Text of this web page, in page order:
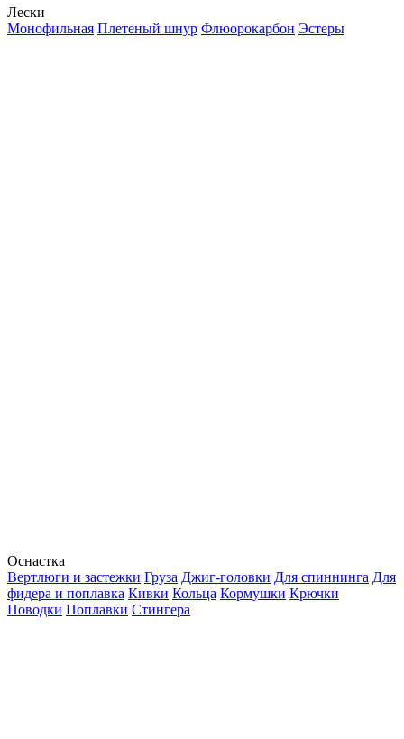
Лески
Монофильная Плетеный шнур Флюорокарбон Эстеры
Оснастка
Вертлюги и застежки Груза Джиг-головки Для спиннинга Для
фидера и поплавка Кивки Кольца Кормушки Крючки
Поводки Поплавки Стингера